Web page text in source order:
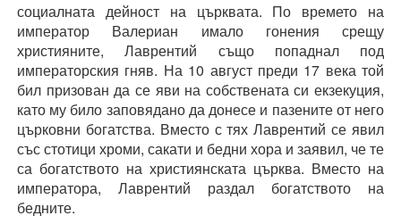
социалната дейност на църквата. По времето на
император Валериан имало гонения срещу
християните, Лаврентий също попаднал под
императорския гняв. На 10 август преди 17 века той
бил призован да се яви на собствената си екзекуция,
като му било заповядано да донесе и пазените от него
църковни богатства. Вместо с тях Лаврентий се явил
със стотици хроми, сакати и бедни хора и заявил, че те
са богатството на християнската църква. Вместо на
императора, Лаврентий раздал богатството на
бедните.